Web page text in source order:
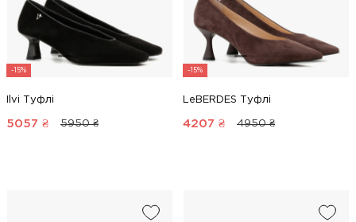
-15%
Ilvi Туфлі
5057 ₴ 5950 ₴
-15%
LeBERDES Туфлі
4207 ₴ 4950 ₴